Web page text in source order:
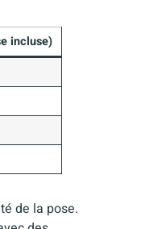
incluse)
de la pose.